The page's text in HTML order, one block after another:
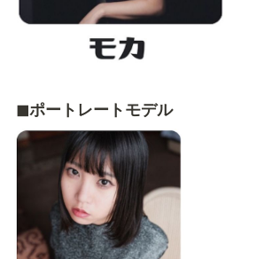
◼︎ポートレートモデル